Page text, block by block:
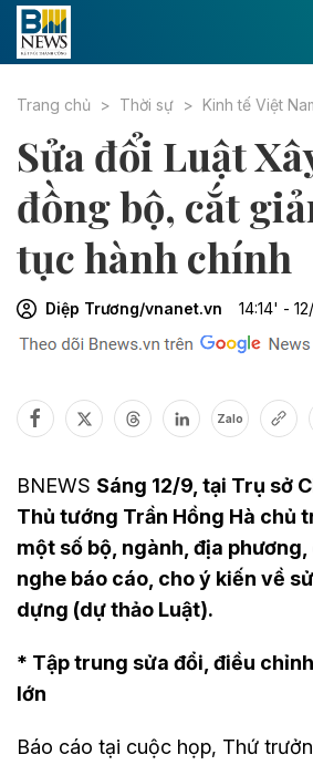
Trang chủ Thời sự Kinh tế Việt
Sửa đổi Luật
đồng bộ, cắt
tục hành chính
Diệp Trương/vnanet.vn 14:14' -
Zalo
BNEWS Sáng 12/9, tại Trụ sở
Thủ tướng Trần Hồng Hà chủ
một số bộ, ngành, địa
nghe báo cáo, cho ý kiến về
dựng (dự thảo Luật).
* Tập trung sửa đổi, điều
lớn
Báo cáo tại cuộc họp, Thứ